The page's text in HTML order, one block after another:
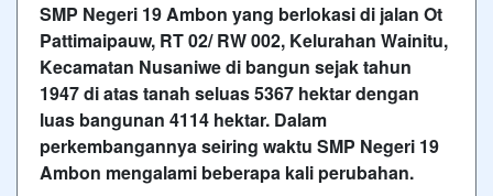
SMP Negeri 19 Ambon yang berlokasi di jalan Ot
Pattimaipauw, RT 02/ RW 002, Kelurahan Wainitu,
Kecamatan Nusaniwe di bangun sejak tahun
1947 di atas tanah seluas 5367 hektar dengan
luas bangunan 4114 hektar. Dalam
perkembangannya seiring waktu SMP Negeri 19
Ambon mengalami beberapa kali perubahan.